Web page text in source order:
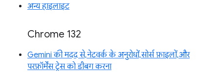
अन्य हाइलाइट
Chrome 132
Gemini की मदद से, नेटवर्क के अनुरोधों, सोर्स फ़ाइलों, और
परफ़ॉर्मेंस ट्रेस को डीबग करना